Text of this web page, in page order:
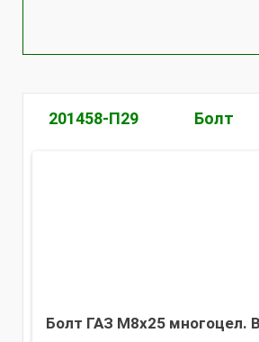
201458-П29 Болт
Болт ГАЗ М8х25 многоцел.